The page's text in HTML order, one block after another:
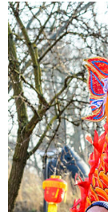
НАУКА
СПОРТ
СПЕЦТЕМЫ